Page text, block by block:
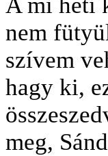
nem
szívem
hagy ki,
meg,